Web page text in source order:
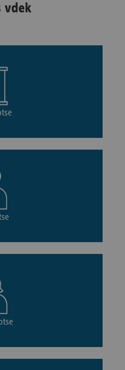
vdek